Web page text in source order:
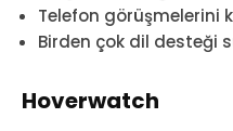
Telefon görüşmelerini
Birden çok dil desteği
Hoverwatch